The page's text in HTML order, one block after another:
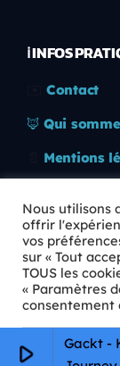
play_arrow
Gackt -
ℹ️ INFOS
Contact
🦊 Qui
Mentions
🛡️ RGPD
Copyright ©
Nous utilisons
offrir
vos
sur « Tout
TOUS les
« Paramètres
consentement
Paramètres